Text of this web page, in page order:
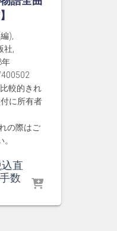
),
社,
年
較的きれ
に所有者
の際はご
直
数